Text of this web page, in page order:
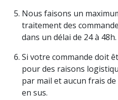
Nous faisons un
traitement des
dans un délai de 24 à 48h.
Si votre commande doit
pour des raisons
par mail et aucun frais
en sus.